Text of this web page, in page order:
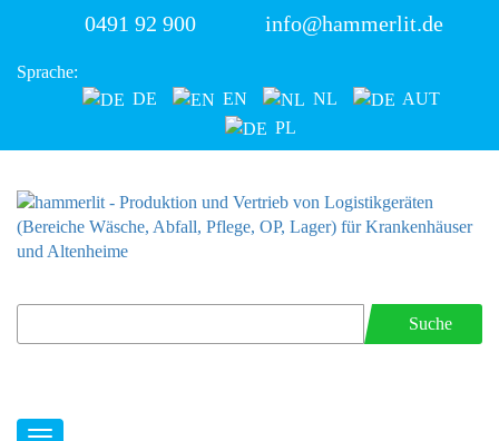
0491 92 900 info@hammerlit.de
Sprache:
DE
EN NL
AUT
PL
Suche